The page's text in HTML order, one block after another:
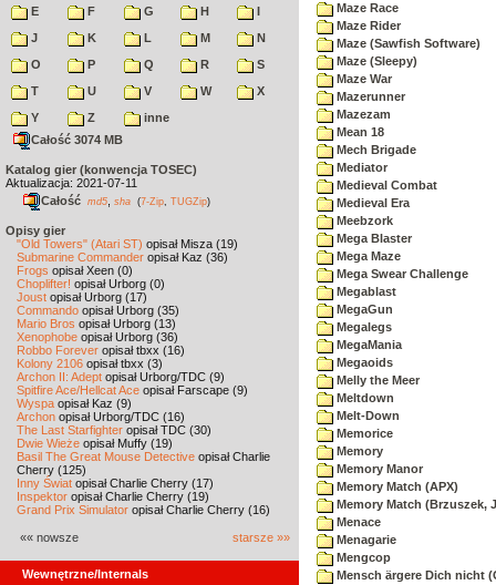
E
F G H
I
J
K L M
N
O
P Q R
S
T
U V W
X
Y
Z
inne
Całość 3074 MB
Katalog gier (konwencja TOSEC)
Aktualizacja: 2021-07-11
Całość md5 sha (7-Zip TUGZip)
Opisy gier
"Old Towers" (Atari ST) opisał Misza (19)
Submarine Commander opisał Kaz (36)
Frogs opisał Xeen (0)
Choplifter! opisał Urborg (0)
Joust opisał Urborg (17)
Commando opisał Urborg (35)
Mario Bros opisał Urborg (13)
Xenophobe opisał Urborg (36)
Robbo Forever opisał tbxx (16)
Kolony 2106 opisał tbxx (3)
Archon II: Adept opisał Urborg/TDC (9)
Spitfire Ace/Hellcat Ace opisał Farscape (9)
Wyspa opisał Kaz (9)
Archon opisał Urborg/TDC (16)
The Last Starfighter opisał TDC (30)
Dwie Wieże opisał Muffy (19)
Basil The Great Mouse Detective opisał Charlie
Cherry (125)
Inny Świat opisał Charlie Cherry (17)
Inspektor opisał Charlie Cherry (19)
Grand Prix Simulator opisał Charlie Cherry (16)
«« nowsze starsze »»
Wewnętrzne/Internals
Maze Race
Maze Rider
Maze (Sawfish Software)
Maze (Sleepy)
Maze War
Mazerunner
Mazezam
Mean 18
Mech Brigade
Mediator
Medieval Combat
Medieval Era
Meebzork
Mega Blaster
Mega Maze
Mega Swear Challenge
Megablast
MegaGun
Megalegs
MegaMania
Megaoids
Melly the Meer
Meltdown
Melt-Down
Memorice
Memory
Memory Manor
Memory Match (APX)
Memory Match (Brzuszek,
Menace
Menagarie
Mengcop
Mensch ärgere Dich nicht